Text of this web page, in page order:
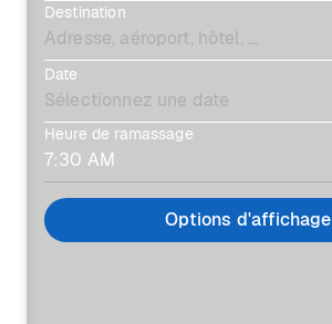
Destination
Date
Heure de ramassage
Options d'affichage